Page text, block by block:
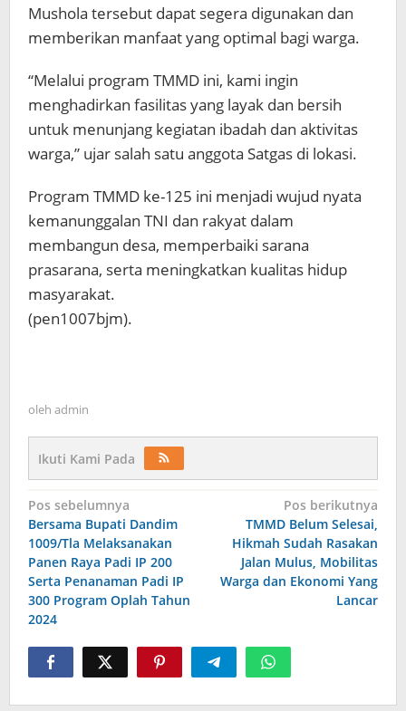
Mushola tersebut dapat segera digunakan dan
memberikan manfaat yang optimal bagi warga.
“Melalui program TMMD ini, kami ingin
menghadirkan fasilitas yang layak dan bersih
untuk menunjang kegiatan ibadah dan aktivitas
warga,” ujar salah satu anggota Satgas di lokasi.
Program TMMD ke-125 ini menjadi wujud nyata
kemanunggalan TNI dan rakyat dalam
membangun desa, memperbaiki sarana
prasarana, serta meningkatkan kualitas hidup
masyarakat.
(pen1007bjm).
oleh admin
Ikuti Kami Pada
Navigasi
pos
Pos sebelumnya
Bersama Bupati Dandim
1009/Tla Melaksanakan
Panen Raya Padi IP 200
Serta Penanaman Padi IP
300 Program Oplah Tahun
2024
Pos berikutnya
TMMD Belum Selesai,
Hikmah Sudah Rasakan
Jalan Mulus, Mobilitas
Warga dan Ekonomi Yang
Lancar